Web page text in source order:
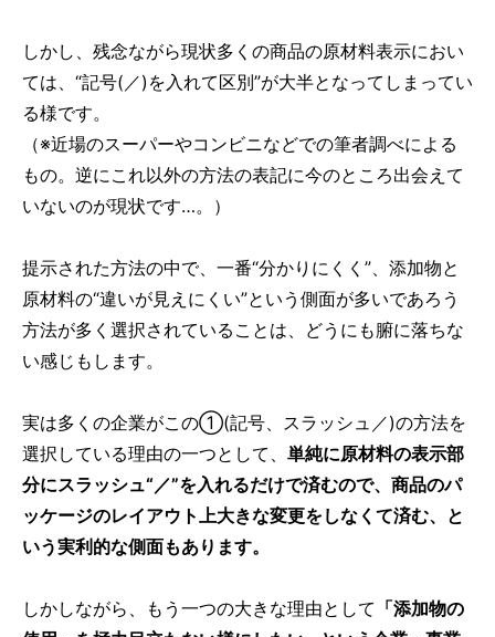
しかし、残念ながら現状多くの商品の原材料表示におい
ては、“記号(／)を入れて区別”が大半となってしまってい
る様です。
（※近場のスーパーやコンビニなどでの筆者調べによる
もの。逆にこれ以外の方法の表記に今のところ出会えて
いないのが現状です…。）
提示された方法の中で、一番“分かりにくく”、添加物と
原材料の“違いが見えにくい”という側面が多いであろう
方法が多く選択されていることは、どうにも腑に落ちな
い感じもします。
実は多くの企業がこの①(記号、スラッシュ／)の方法を
選択している理由の一つとして、 単純に原材料の表示部
分にスラッシュ“／”を入れるだけで済むので、商品のパ
ッケージのレイアウト上大きな変更をしなくて済む、と
いう実利的な側面もあります。
しかしながら、もう一つの大きな理由として 「添加物の